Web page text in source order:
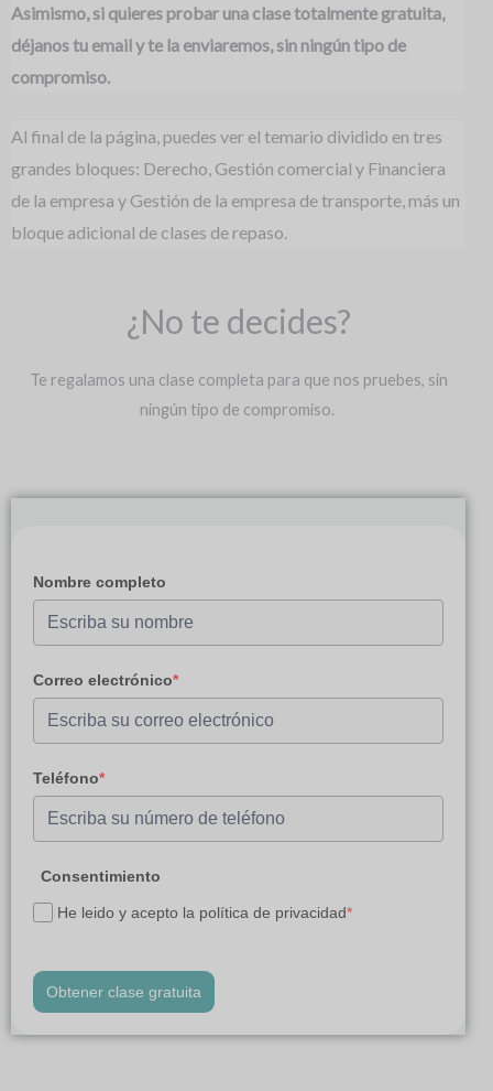
Asimismo, si quieres probar una clase totalmente gratuita,
déjanos tu email y te la enviaremos, sin ningún tipo de
compromiso.
Al final de la página, puedes ver el temario dividido en tres
grandes bloques: Derecho, Gestión comercial y Financiera
de la empresa y Gestión de la empresa de transporte, más un
bloque adicional de clases de repaso.
¿No te decides?
Te regalamos una clase completa para que nos pruebes, sin
ningún tipo de compromiso.
Nombre completo
Correo electrónico*
Teléfono*
Consentimiento
He leido y acepto la política de privacidad*
Obtener clase gratuita